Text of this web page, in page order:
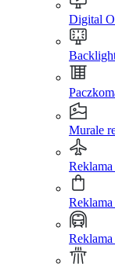
Digital
Murale